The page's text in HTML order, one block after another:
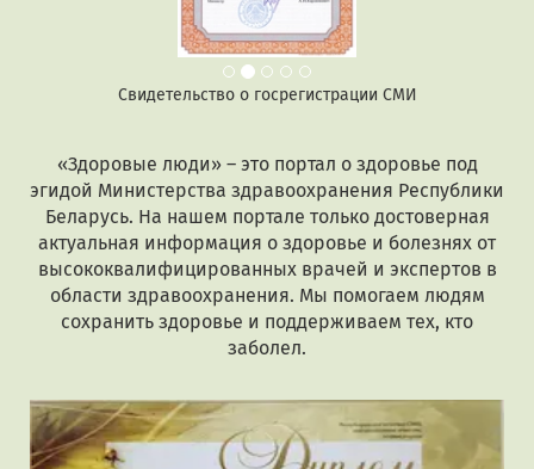
Свидетельство о госрегистрации СМИ
«Здоровые люди» – это портал о здоровье под
эгидой Министерства здравоохранения Республики
Беларусь. На нашем портале только достоверная
актуальная информация о здоровье и болезнях от
высококвалифицированных врачей и экспертов в
области здравоохранения. Мы помогаем людям
сохранить здоровье и поддерживаем тех, кто
заболел.